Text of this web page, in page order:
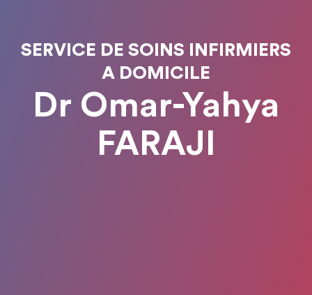
SERVICE DE SOINS INFIRMIERS
A DOMICILE
Dr Omar-Yahya
FARAJI